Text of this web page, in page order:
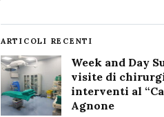
ARTICOLI RECENTI
Week and Day
visite di
interventi al
Agnone